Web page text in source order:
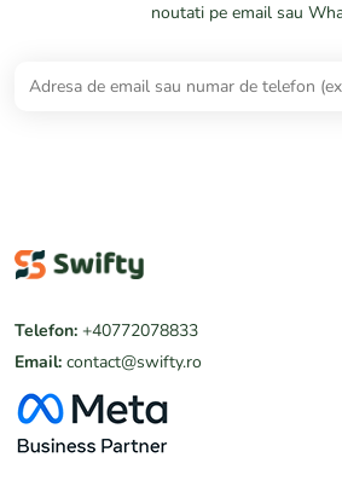
noutati pe email sau
Telefon: +40772078833
Email: contact@swifty.ro